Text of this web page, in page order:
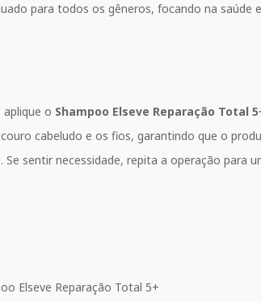
para todos os gêneros, focando na saúde
o Shampoo Elseve Reparação Total
cabeludo e os fios, garantindo que o
Se sentir necessidade, repita a operação para
Elseve Reparação Total 5+